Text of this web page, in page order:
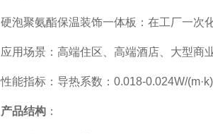
硬泡聚氨酯保温装饰一体板：在工厂一次
应用场景：高端住区、高端酒店、大型商
性能指标：导热系数：0.018-0.024W/(m·k)
产品结构 ：